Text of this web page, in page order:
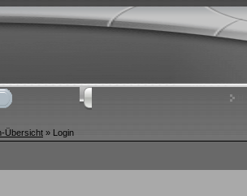
Übersicht » Login